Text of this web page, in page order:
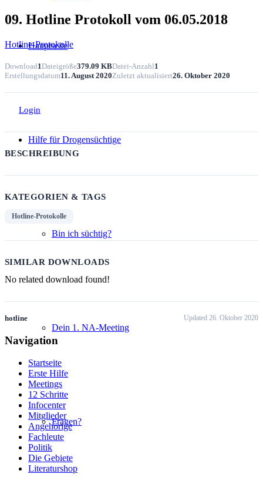
Hauptseite
Hilfe für Drogensüchtige
Bin ich süchtig?
Dein 1. NA-Meeting
Fragen?
09. Hotline Protokoll vom 06.05.2018
Hotline-Protokolle
Download1Dateigröße379.09 KBDatei-Anzahl1
Erstellungsdatum11. August 2020Zuletzt aktualisiert26. Oktober 2020
Login
BESCHREIBUNG
KATEGORIEN & TAGS
Hotline-Protokolle
SIMILAR DOWNLOADS
No related download found!
hotline Updated 26. Oktober 2020
Navigation
Startseite
Erste Hilfe
Meetings
12 Schritte
Infocenter
Mitglieder
Angehörige
Fachleute
Politik
Die Gebiete
Literaturshop